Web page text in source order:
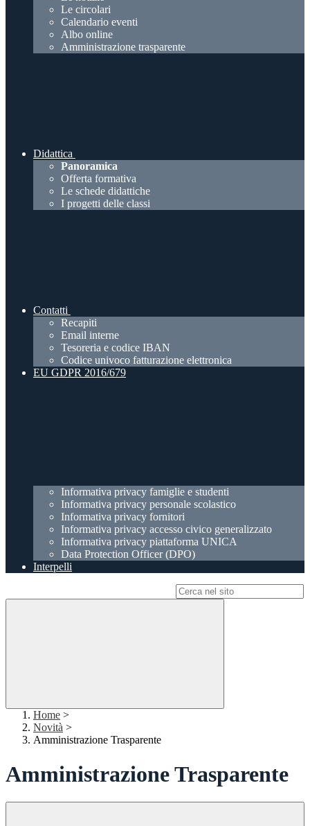
Le circolari
Calendario eventi
Albo online
Amministrazione trasparente
Didattica
Panoramica
Offerta formativa
Le schede didattiche
I progetti delle classi
Contatti
Recapiti
Email interne
Tesoreria e codice IBAN
Codice univoco fatturazione elettronica
EU GDPR 2016/679
Informativa privacy famiglie e studenti
Informativa privacy personale scolastico
Informativa privacy fornitori
Informativa privacy accesso civico generalizzato
Informativa privacy piattaforma UNICA
Data Protection Officer (DPO)
Interpelli
Home >
Novità >
Amministrazione Trasparente
Amministrazione Trasparente